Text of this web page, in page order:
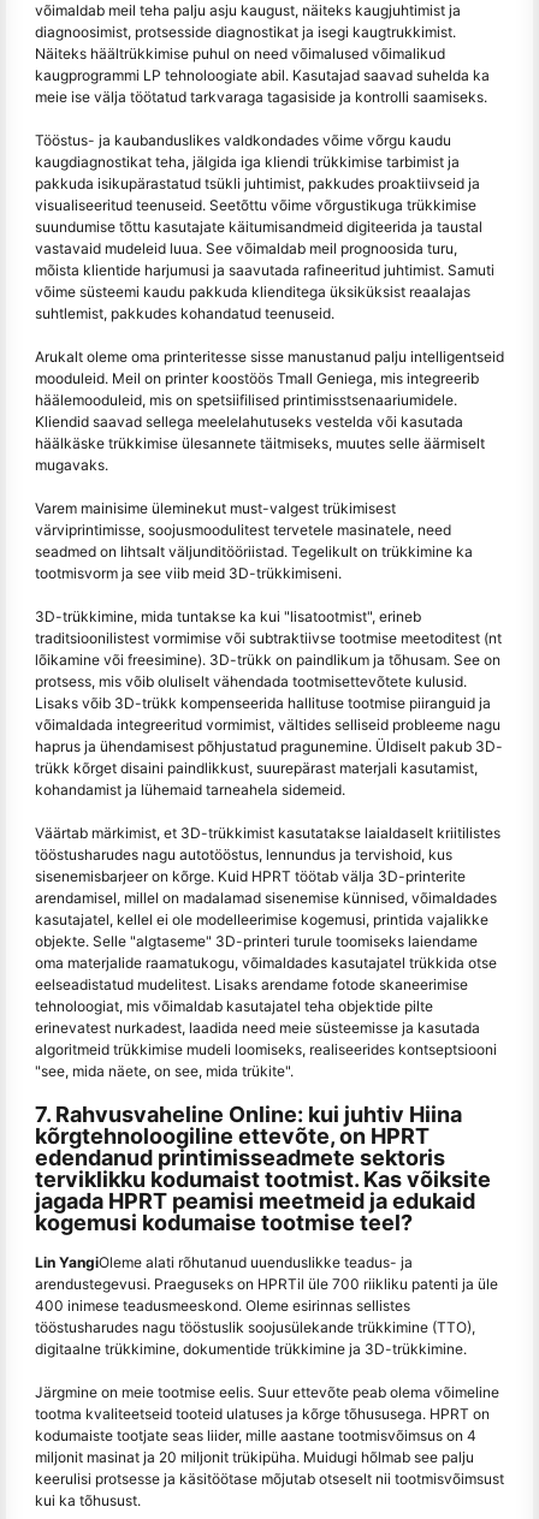
võimaldab meil teha palju asju kaugust, näiteks kaugjuhtimist ja
diagnoosimist, protsesside diagnostikat ja isegi kaugtrukkimist.
Näiteks häältrükkimise puhul on need võimalused võimalikud
kaugprogrammi LP tehnoloogiate abil. Kasutajad saavad suhelda ka
meie ise välja töötatud tarkvaraga tagasiside ja kontrolli saamiseks.
Tööstus- ja kaubanduslikes valdkondades võime võrgu kaudu
kaugdiagnostikat teha, jälgida iga kliendi trükkimise tarbimist ja
pakkuda isikupärastatud tsükli juhtimist, pakkudes proaktiivseid ja
visualiseeritud teenuseid. Seetõttu võime võrgustikuga trükkimise
suundumise tõttu kasutajate käitumisandmeid digiteerida ja taustal
vastavaid mudeleid luua. See võimaldab meil prognoosida turu,
mõista klientide harjumusi ja saavutada rafineeritud juhtimist. Samuti
võime süsteemi kaudu pakkuda klienditega üksiküksist reaalajas
suhtlemist, pakkudes kohandatud teenuseid.
Arukalt oleme oma printeritesse sisse manustanud palju intelligentseid
mooduleid. Meil on printer koostöös Tmall Geniega, mis integreerib
häälemooduleid, mis on spetsiifilised printimisstsenaariumidele.
Kliendid saavad sellega meelelahutuseks vestelda või kasutada
häälkäske trükkimise ülesannete täitmiseks, muutes selle äärmiselt
mugavaks.
Varem mainisime üleminekut must-valgest trükimisest
värviprintimisse, soojusmoodulitest tervetele masinatele, need
seadmed on lihtsalt väljunditööriistad. Tegelikult on trükkimine ka
tootmisvorm ja see viib meid 3D-trükkimiseni.
3D-trükkimine, mida tuntakse ka kui "lisatootmist", erineb
traditsioonilistest vormimise või subtraktiivse tootmise meetoditest (nt
lõikamine või freesimine). 3D-trükk on paindlikum ja tõhusam. See on
protsess, mis võib oluliselt vähendada tootmisettevõtete kulusid.
Lisaks võib 3D-trükk kompenseerida hallituse tootmise piiranguid ja
võimaldada integreeritud vormimist, vältides selliseid probleeme nagu
haprus ja ühendamisest põhjustatud pragunemine. Üldiselt pakub 3D-
trükk kõrget disaini paindlikkust, suurepärast materjali kasutamist,
kohandamist ja lühemaid tarneahela sidemeid.
Väärtab märkimist, et 3D-trükkimist kasutatakse laialdaselt kriitilistes
tööstusharudes nagu autotööstus, lennundus ja tervishoid, kus
sisenemisbarjeer on kõrge. Kuid HPRT töötab välja 3D-printerite
arendamisel, millel on madalamad sisenemise künnised, võimaldades
kasutajatel, kellel ei ole modelleerimise kogemusi, printida vajalikke
objekte. Selle "algtaseme" 3D-printeri turule toomiseks laiendame
oma materjalide raamatukogu, võimaldades kasutajatel trükkida otse
eelseadistatud mudelitest. Lisaks arendame fotode skaneerimise
tehnoloogiat, mis võimaldab kasutajatel teha objektide pilte
erinevatest nurkadest, laadida need meie süsteemisse ja kasutada
algoritmeid trükkimise mudeli loomiseks, realiseerides kontseptsiooni
"see, mida näete, on see, mida trükite".
7. Rahvusvaheline Online: kui juhtiv Hiina
kõrgtehnoloogiline ettevõte, on HPRT
edendanud printimisseadmete sektoris
terviklikku kodumaist tootmist. Kas võiksite
jagada HPRT peamisi meetmeid ja edukaid
kogemusi kodumaise tootmise teel?
Lin YangiOleme alati rõhutanud uuenduslikke teadus- ja
arendustegevusi. Praeguseks on HPRTil üle 700 riikliku patenti ja üle
400 inimese teadusmeeskond. Oleme esirinnas sellistes
tööstusharudes nagu tööstuslik soojusülekande trükkimine (TTO),
digitaalne trükkimine, dokumentide trükkimine ja 3D-trükkimine.
Järgmine on meie tootmise eelis. Suur ettevõte peab olema võimeline
tootma kvaliteetseid tooteid ulatuses ja kõrge tõhususega. HPRT on
kodumaiste tootjate seas liider, mille aastane tootmisvõimsus on 4
miljonit masinat ja 20 miljonit trükipüha. Muidugi hõlmab see palju
keerulisi protsesse ja käsitöötase mõjutab otseselt nii tootmisvõimsust
kui ka tõhusust.